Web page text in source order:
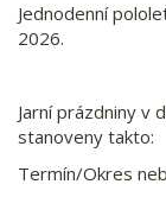
Jednodenní
2026.
Jarní prázdniny v
stanoveny takto:
Termín/Okres